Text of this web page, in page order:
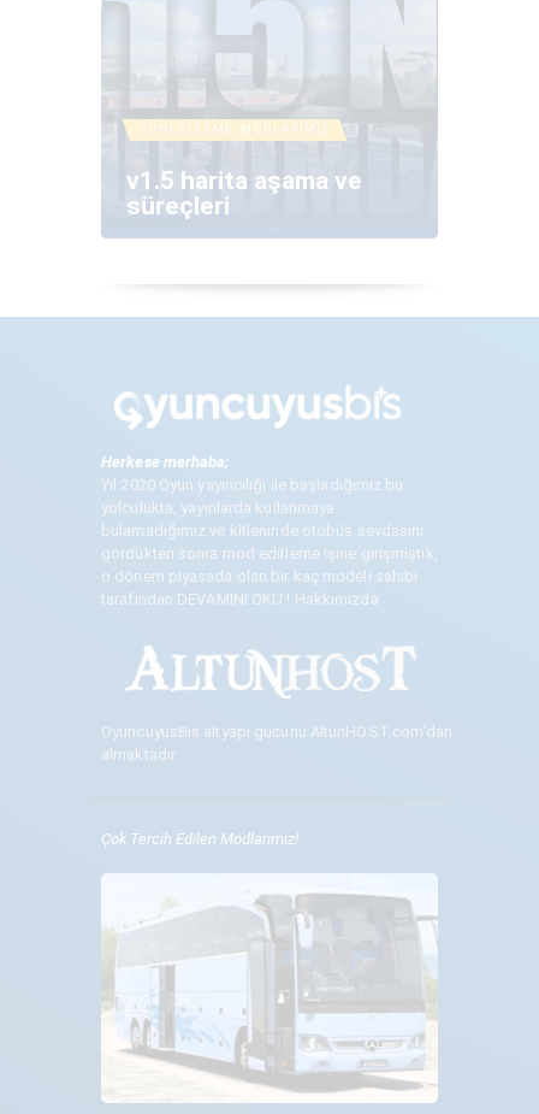
GÜNCELLEME , MODLARIMIZ
v1.5 harita aşama ve
süreçleri
Herkese merhaba;
Yıl 2020 Oyun yayıncılığı ile başladığımız bu
yolculukta, yayınlarda kullanmaya
bulamadığımız ve kitleninde otobüs sevdasını
gördükten sonra mod editleme işine girişmiştik,
o dönem piyasada olan bir kaç modeli sahibi
tarafından DEVAMINI OKU ! Hakkımızda
OyuncuyusBis altyapı gücünü AltunHOST.com'dan
almaktadır.
Çok Tercih Edilen Modlarımız!